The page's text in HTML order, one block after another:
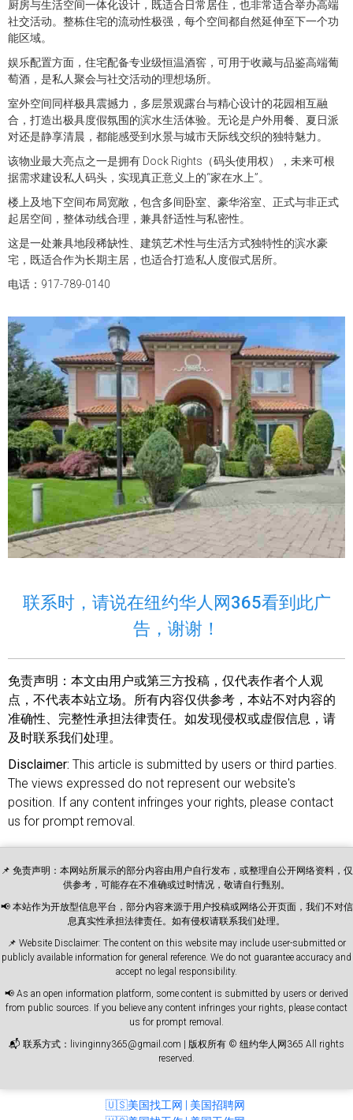
厨房与生活空间一体化设计，既适合日常居住，也非常适合举办高端
社交活动。整栋住宅的流动性极强，每个空间都自然延伸至下一个功
能区域。
娱乐配置方面，住宅配备专业级恒温酒窖，可用于收藏与品鉴高端葡
萄酒，是私人聚会与社交活动的理想场所。
室外空间同样极具震撼力，多层景观露台与精心设计的花园相互融
合，打造出极具度假氛围的滨水生活体验。无论是户外用餐、夏日派
对还是静享清晨，都能感受到水景与城市天际线交织的独特魅力。
该物业最大亮点之一是拥有 Dock Rights（码头使用权），未来可根
据需求建设私人码头，实现真正意义上的“家在水上”。
楼上及地下空间布局宽敞，包含多间卧室、豪华浴室、正式与非正式
起居空间，整体动线合理，兼具舒适性与私密性。
这是一处兼具地段稀缺性、建筑艺术性与生活方式独特性的滨水豪
宅，既适合作为长期主居，也适合打造私人度假式居所。
电话：917-789-0140
联系时，请说在纽约华人网365看到此广
告，谢谢！
免责声明： 本文由用户或第三方投稿，仅代表作者个人观
点，不代表本站立场。所有内容仅供参考，本站不对内容的
准确性、完整性承担法律责任。如发现侵权或虚假信息，请
及时联系我们处理。
Disclaimer: This article is submitted by users or third parties.
The views expressed do not represent our website's
position. If any content infringes your rights, please contact
us for prompt removal.
📌 免责声明：本网站所展示的部分内容由用户自行发布，或整理自公开网络资料，仅
供参考，可能存在不准确或过时情况，敬请自行甄别。
📢 本站作为开放型信息平台，部分内容来源于用户投稿或网络公开页面，我们不对信
息真实性承担法律责任。如有侵权请联系我们处理。
📌 Website Disclaimer: The content on this website may include user-submitted or
publicly available information for general reference. We do not guarantee accuracy and
accept no legal responsibility.
📢 As an open information platform, some content is submitted by users or derived
from public sources. If you believe any content infringes your rights, please contact
us for prompt removal.
📬 联系方式：livinginny365@gmail.com | 版权所有 © 纽约华人网365 All rights
reserved.
🇺🇸美国找工网 | 美国招聘网